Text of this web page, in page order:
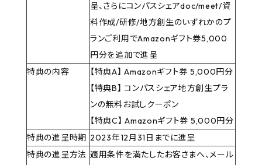
呈、さらにコンパスシェアdoc/meet/資
料作成/研修/地方創生のいずれかのプ
ランご利用でAmazonギフト券5,000
円分を追加で進呈
特典の内容
【特典A】 Amazonギフト券 5,000円分
【特典B】 コンパスシェア地方創生プラ
ンの無料お試しクーポン
【特典C】 Amazonギフト券 5,000円分
特典の進呈時期 2023年12月31日までに進呈
特典の進呈方法 適用条件を満たしたお客さまへ、メール